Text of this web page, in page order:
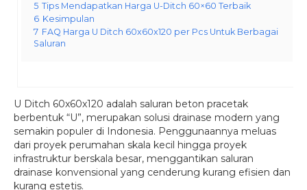
5 Tips Mendapatkan Harga U-Ditch 60×60 Terbaik
6 Kesimpulan
7 FAQ Harga U Ditch 60x60x120 per Pcs Untuk Berbagai
Saluran
U Ditch 60x60x120 adalah saluran beton pracetak
berbentuk “U”, merupakan solusi drainase modern yang
semakin populer di Indonesia. Penggunaannya meluas
dari proyek perumahan skala kecil hingga proyek
infrastruktur berskala besar, menggantikan saluran
drainase konvensional yang cenderung kurang efisien dan
kurang estetis.